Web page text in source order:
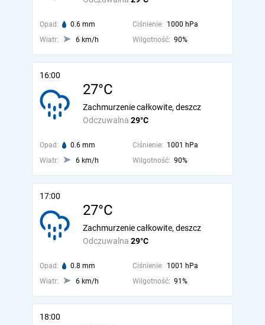
Opad: 0.6 mm Ciśnienie: 1000 hPa
Wiatr:
6 km/h Wilgotność: 90%
16:00
27°C
Odczuwalna 29°C
Zachmurzenie całkowite, deszcz
Opad: 0.6 mm Ciśnienie: 1001 hPa
Wiatr:
6 km/h Wilgotność: 90%
17:00
27°C
Odczuwalna 29°C
Zachmurzenie całkowite, deszcz
Opad: 0.8 mm Ciśnienie: 1001 hPa
Wiatr:
6 km/h Wilgotność: 91%
18:00